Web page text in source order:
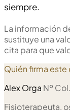
siempre.
La información
sustituye una
cita para que
Quién firma
Alex Orga Nº
Fisioterapeuta,